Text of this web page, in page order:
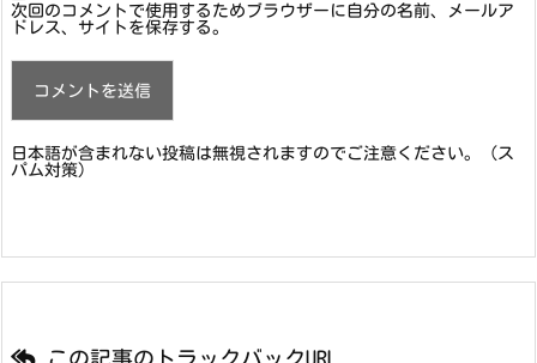
次回のコメントで使用するためブラウザーに自分の名前、メールア
ドレス、サイトを保存する。
日本語が含まれない投稿は無視されますのでご注意ください。（ス
パム対策）
この記事のトラックバックURL